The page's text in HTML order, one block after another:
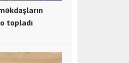
topladı